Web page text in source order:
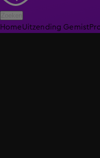
HomeUitzending Gemist